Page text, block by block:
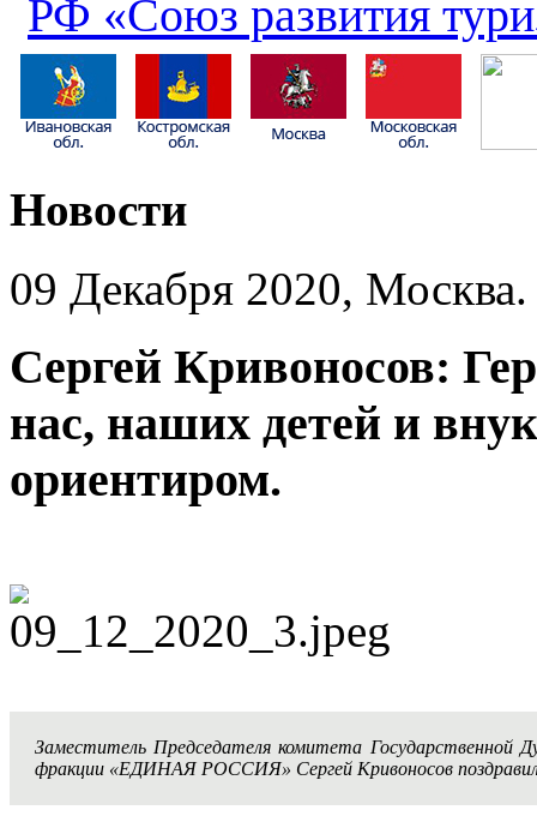
РФ «Союз развития
Новости
09 Декабря 2020, Москва.
Сергей Кривоносов:
нас, наших детей и
ориентиром.
Заместитель Председателя комитета Государственной
фракции «ЕДИНАЯ РОССИЯ» Сергей Кривоносов